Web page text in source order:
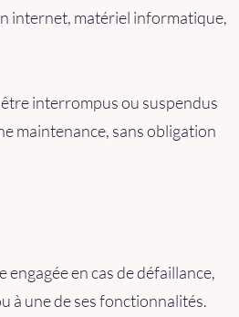
internet, matériel informatique,
interrompus ou suspendus
maintenance, sans obligation
en cas de défaillance,
à une de ses fonctionnalités.